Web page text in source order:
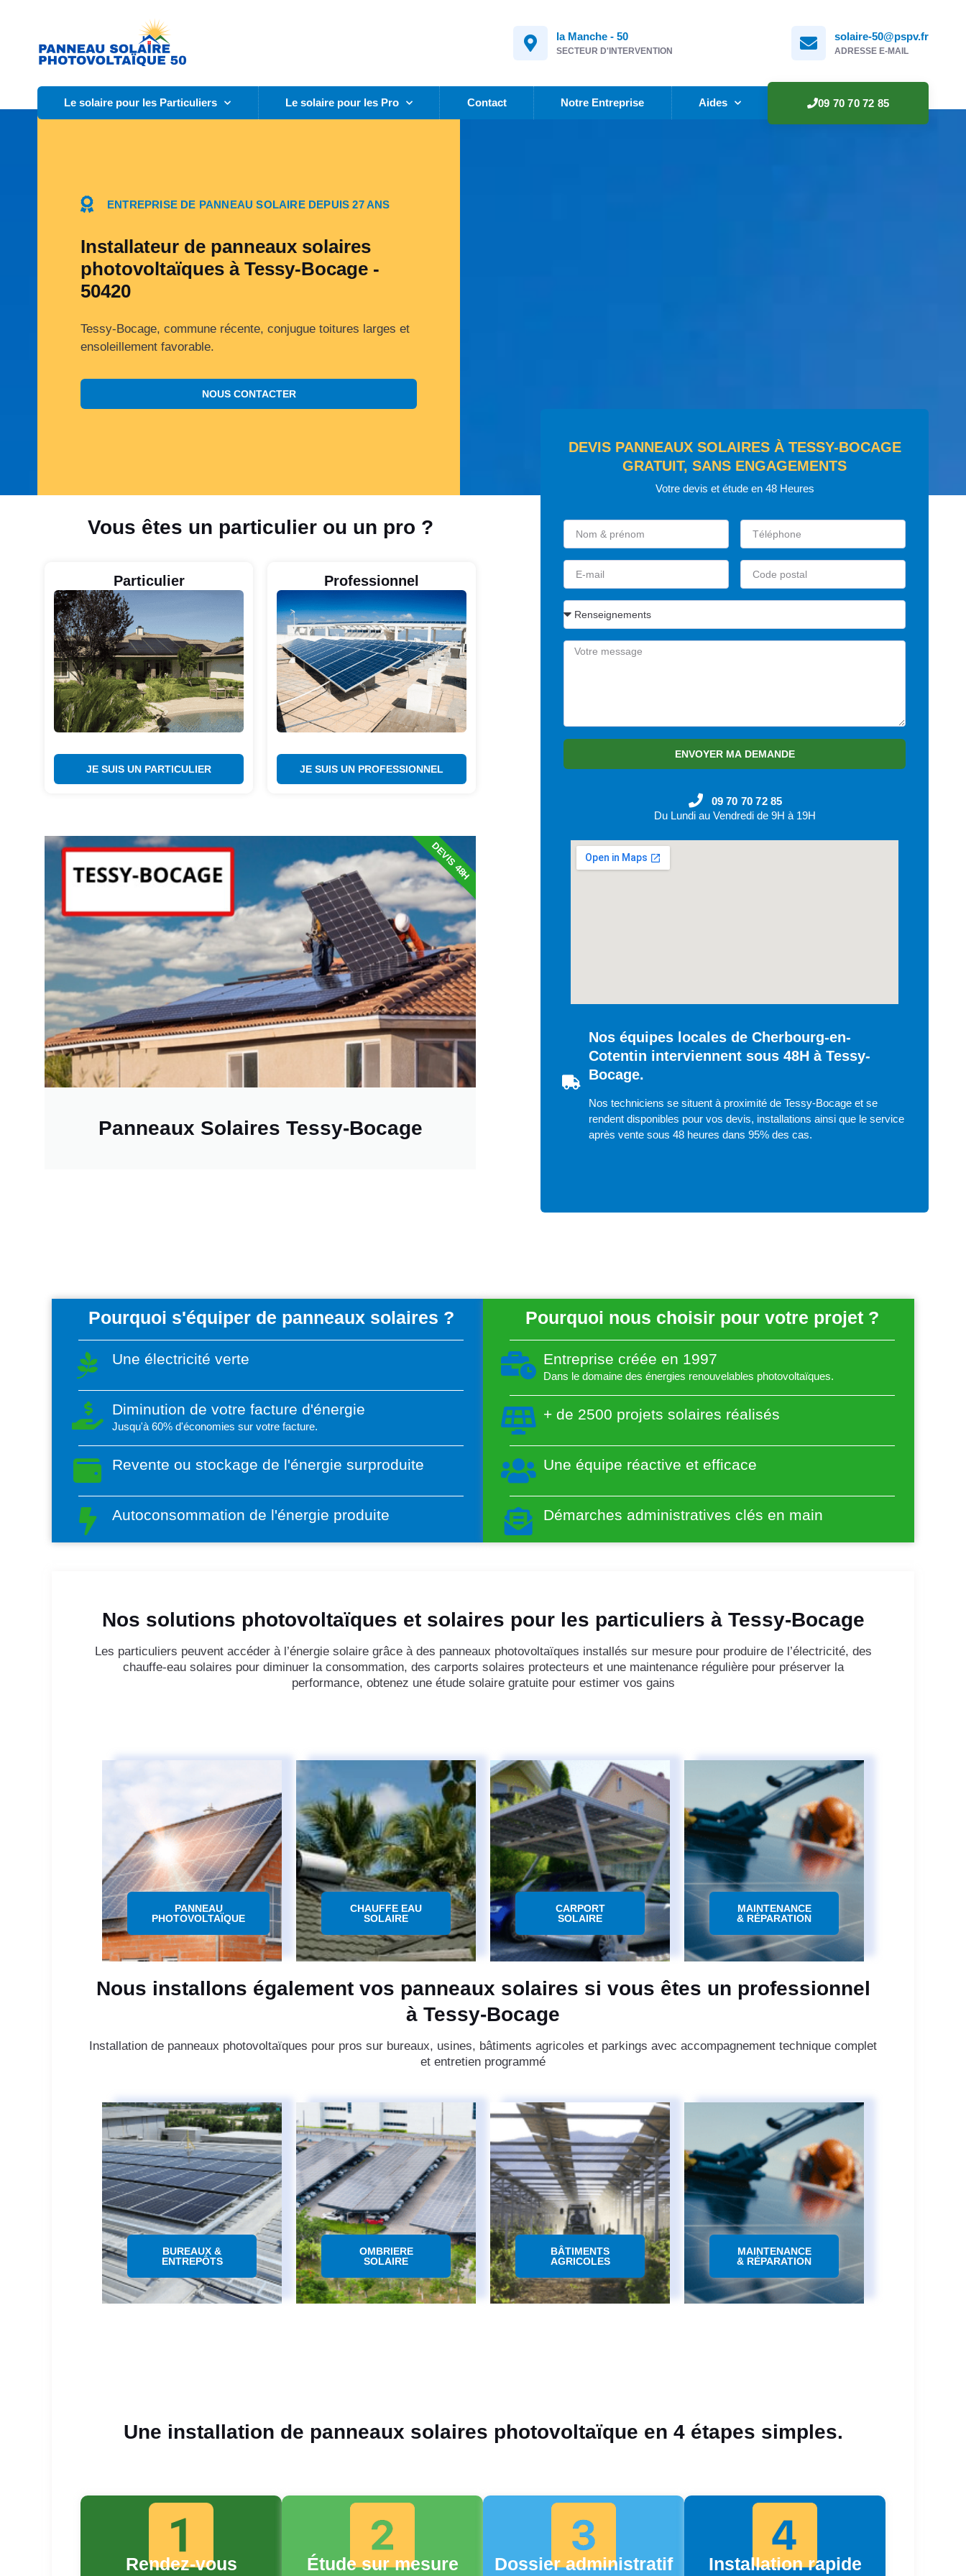
la Manche - 50
SECTEUR D'INTERVENTION
solaire-50@pspv.fr
ADRESSE E-MAIL
Le solaire pour les Particuliers Le solaire pour les Pro Contact Notre Entreprise Aides 09 70 70 72 85
ENTREPRISE DE PANNEAU SOLAIRE DEPUIS 27 ANS
Installateur de panneaux solaires
photovoltaïques à Tessy-Bocage -
50420
Tessy-Bocage, commune récente, conjugue toitures larges et
ensoleillement favorable.
NOUS CONTACTER
Vous êtes un particulier ou un pro ?
Particulier
JE SUIS UN PARTICULIER
Professionnel
JE SUIS UN PROFESSIONNEL
Panneaux Solaires Tessy-Bocage
DEVIS 48H
DEVIS PANNEAUX SOLAIRES À TESSY-BOCAGE
GRATUIT, SANS ENGAGEMENTS
Votre devis et étude en 48 Heures
ENVOYER MA DEMANDE
09 70 70 72 85
Du Lundi au Vendredi de 9H à 19H
Nos équipes locales de Cherbourg-en-
Cotentin interviennent sous 48H à Tessy-
Bocage.
Nos techniciens se situent à proximité de Tessy-Bocage et se
rendent disponibles pour vos devis, installations ainsi que le service
après vente sous 48 heures dans 95% des cas.
Pourquoi s'équiper de panneaux solaires ?
Une électricité verte
Diminution de votre facture d'énergie
Jusqu'à 60% d'économies sur votre facture.
Revente ou stockage de l'énergie surproduite
Autoconsommation de l'énergie produite
Pourquoi nous choisir pour votre projet ?
Entreprise créée en 1997
Dans le domaine des énergies renouvelables photovoltaïques.
+ de 2500 projets solaires réalisés
Une équipe réactive et efficace
Démarches administratives clés en main
Nos solutions photovoltaïques et solaires pour les particuliers à Tessy-Bocage
Les particuliers peuvent accéder à l’énergie solaire grâce à des panneaux photovoltaïques installés sur mesure pour produire de l’électricité, des
chauffe-eau solaires pour diminuer la consommation, des carports solaires protecteurs et une maintenance régulière pour préserver la
performance, obtenez une étude solaire gratuite pour estimer vos gains
PANNEAU
PHOTOVOLTAÏQUE
CHAUFFE EAU
SOLAIRE
CARPORT
SOLAIRE
MAINTENANCE
& RÉPARATION
Nous installons également vos panneaux solaires si vous êtes un professionnel
à Tessy-Bocage
Installation de panneaux photovoltaïques pour pros sur bureaux, usines, bâtiments agricoles et parkings avec accompagnement technique complet
et entretien programmé
BUREAUX &
ENTREPÔTS
OMBRIERE
SOLAIRE
BÂTIMENTS
AGRICOLES
MAINTENANCE
& RÉPARATION
Une installation de panneaux solaires photovoltaïque en 4 étapes simples.
Rendez-vous Étude sur mesure Dossier administratif Installation rapide